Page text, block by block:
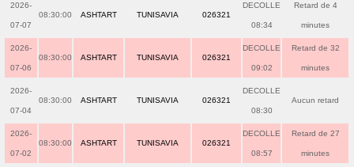
2026-
07-07
08:30:00 ASHTART TUNISAVIA 026321
DECOLLE
08:34
Retard de 4
minutes
2026-
07-06
08:30:00 ASHTART TUNISAVIA 026321
DECOLLE
09:02
Retard de 32
minutes
2026-
07-04
08:30:00 ASHTART TUNISAVIA 026321
DECOLLE
08:30
Aucun retard
2026-
07-02
08:30:00 ASHTART TUNISAVIA 026321
DECOLLE
08:57
Retard de 27
minutes